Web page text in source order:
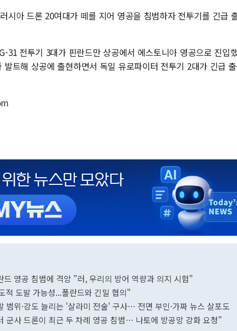
시아 드론 20여대가 떼를 지어 영공을 침범하자 전투기를 긴급
31 전투기 3대가 핀란드만 상공에서 에스토니아 영공으로 진입
트해 상공에 출현하면서 독일 유로파이터 전투기 2대가 긴급
드 영공 침범에 격앙 "러, 우리의 방어 역량과 의지 시험"
적 도발 가능성...폴란드와 긴밀 협의"
범위·강도 늘리는 '살라미 전술' 구사… 전면 부인·가짜 뉴스 살포도
군사 드론이 최근 두 차례 영공 침범… 나토에 방공망 강화 요청"